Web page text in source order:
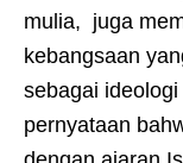
mulia, juga
kebangsaan
sebagai
pernyataan